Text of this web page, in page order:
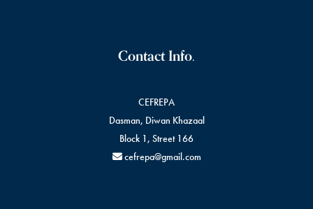
Contact Info.
CEFREPA
Dasman, Diwan Khazaal
Block 1, Street 166
cefrepa@gmail.com